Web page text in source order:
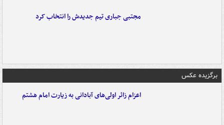
مجتبی جباری تیم جدیدش را انتخاب کرد
برگزیده عکس
اعزام زائر اولی‌های آبادانی به زیارت امام هشتم